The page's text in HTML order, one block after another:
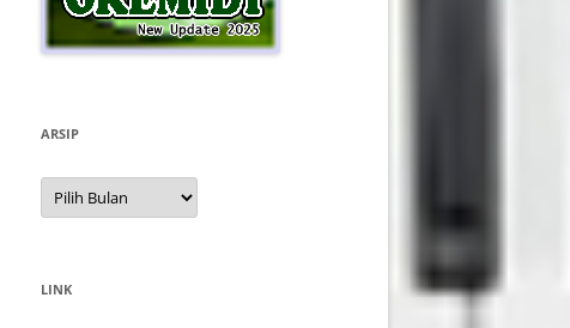
ARSIP
Arsip
LINK